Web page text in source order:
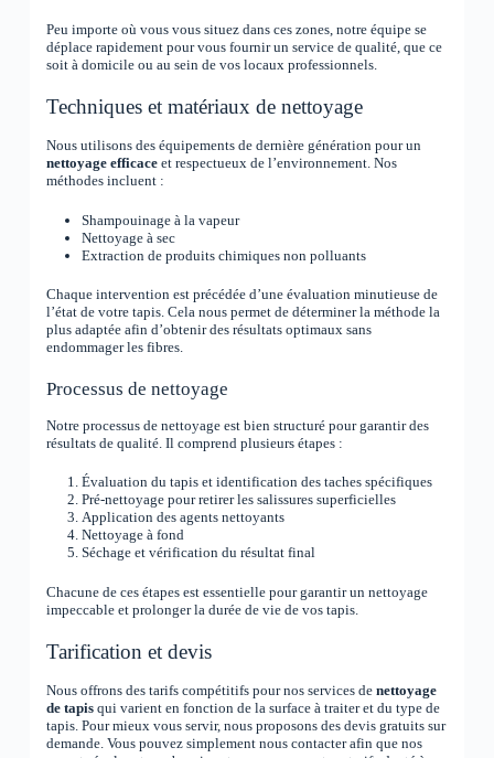
Peu importe où vous vous situez dans ces zones, notre équipe se
déplace rapidement pour vous fournir un service de qualité, que ce
soit à domicile ou au sein de vos locaux professionnels.
Techniques et matériaux de nettoyage
Nous utilisons des équipements de dernière génération pour un
nettoyage efficaceet respectueux de l’environnement. Nos
méthodes incluent :
Shampouinage à la vapeur
Nettoyage à sec
Extraction de produits chimiques non polluants
Chaque intervention est précédée d’une évaluation minutieuse de
l’état de votre tapis. Cela nous permet de déterminer la méthode la
plus adaptée afin d’obtenir des résultats optimaux sans
endommager les fibres.
Processus de nettoyage
Notre processus de nettoyage est bien structuré pour garantir des
résultats de qualité. Il comprend plusieurs étapes :
Évaluation du tapis et identification des taches spécifiques
Pré-nettoyage pour retirer les salissures superficielles
Application des agents nettoyants
Nettoyage à fond
Séchage et vérification du résultat final
Chacune de ces étapes est essentielle pour garantir un nettoyage
impeccable et prolonger la durée de vie de vos tapis.
Tarification et devis
Nous offrons des tarifs compétitifs pour nos services de nettoyage
de tapisqui varient en fonction de la surface à traiter et du type de
tapis. Pour mieux vous servir, nous proposons des devis gratuits sur
demande. Vous pouvez simplement nous contacter afin que nos